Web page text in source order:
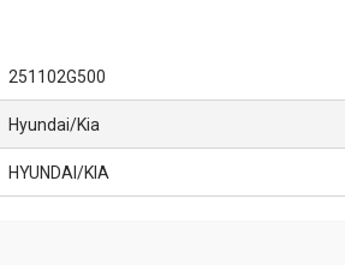
251102G500
Hyundai/Kia
HYUNDAI/KIA